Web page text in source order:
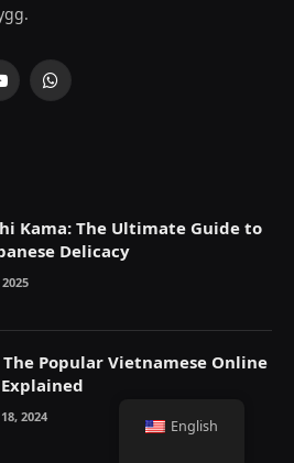
WhatsApp
Kama: The Ultimate Guide to
Delicacy
Popular Vietnamese Online
2024
English